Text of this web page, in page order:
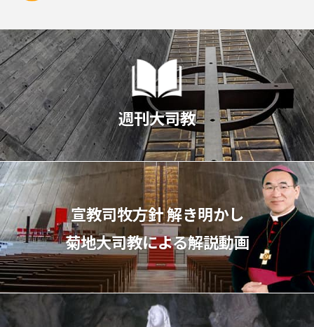
週刊大司教
宣教司牧⽅針 解き明かし
菊地⼤司教による解説動画